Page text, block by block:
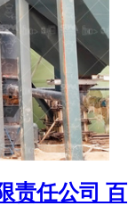
责任公司 百